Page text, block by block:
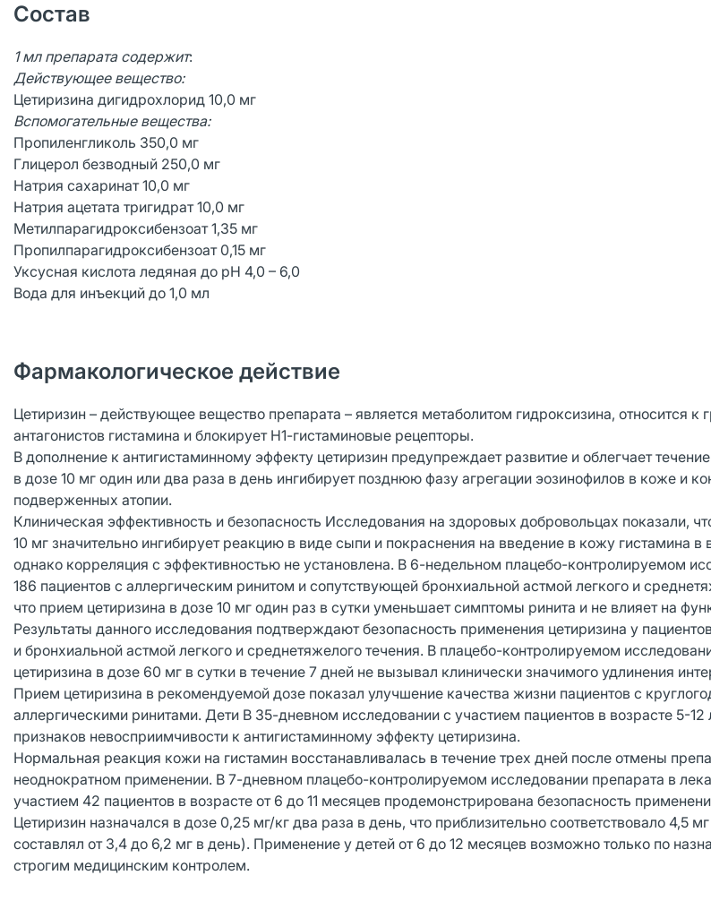
Состав
1 мл препарата содержит:
Действующее вещество:
Цетиризина дигидрохлорид 10,0 мг
Вспомогательные вещества:
Пропиленгликоль 350,0 мг
Глицерол безводный 250,0 мг
Натрия сахаринат 10,0 мг
Натрия ацетата тригидрат 10,0 мг
Метилпарагидроксибензоат 1,35 мг
Пропилпарагидроксибензоат 0,15 мг
Уксусная кислота ледяная до рН 4,0 – 6,0
Вода для инъекций до 1,0 мл
Фармакологическое действие
Цетиризин – действующее вещество препарата – является метаболитом гидроксизина, относится к
антагонистов гистамина и блокирует Н1-гистаминовые рецепторы.
В дополнение к антигистаминному эффекту цетиризин предупреждает развитие и облегчает
в дозе 10 мг один или два раза в день ингибирует позднюю фазу агрегации эозинофилов в коже и
подверженных атопии.
Клиническая эффективность и безопасность Исследования на здоровых добровольцах показали,
10 мг значительно ингибирует реакцию в виде сыпи и покраснения на введение в кожу гистамина в
однако корреляция с эффективностью не установлена. В 6-недельном плацебо-контролируемом
186 пациентов с аллергическим ринитом и сопутствующей бронхиальной астмой легкого и
что прием цетиризина в дозе 10 мг один раз в сутки уменьшает симптомы ринита и не влияет на
Результаты данного исследования подтверждают безопасность применения цетиризина у
и бронхиальной астмой легкого и среднетяжелого течения. В плацебо-контролируемом
цетиризина в дозе 60 мг в сутки в течение 7 дней не вызывал клинически значимого удлинения
Прием цетиризина в рекомендуемой дозе показал улучшение качества жизни пациентов с
аллергическими ринитами. Дети В 35-дневном исследовании с участием пациентов в возрасте 5-12
признаков невосприимчивости к антигистаминному эффекту цетиризина.
Нормальная реакция кожи на гистамин восстанавливалась в течение трех дней после отмены
неоднократном применении. В 7-дневном плацебо-контролируемом исследовании препарата в
участием 42 пациентов в возрасте от 6 до 11 месяцев продемонстрирована безопасность
Цетиризин назначался в дозе 0,25 мг/кг два раза в день, что приблизительно соответствовало 4,5
составлял от 3,4 до 6,2 мг в день). Применение у детей от 6 до 12 месяцев возможно только по
строгим медицинским контролем.